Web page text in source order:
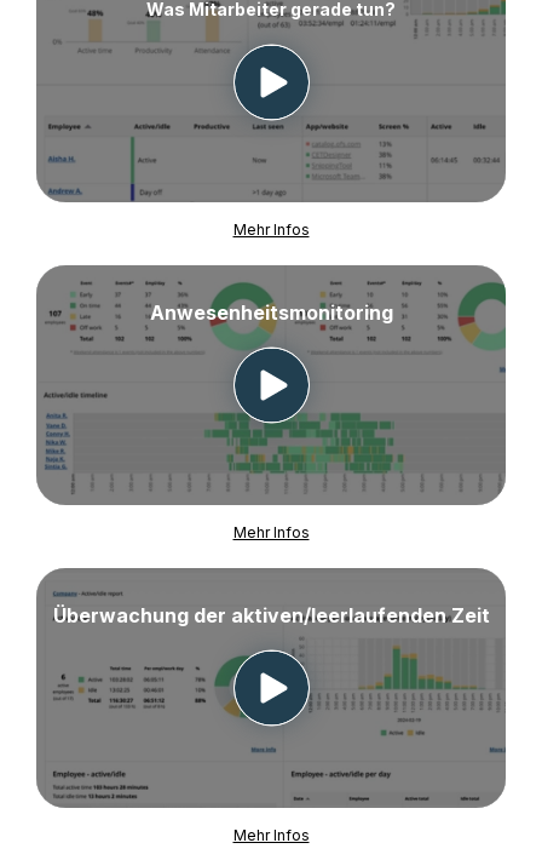
Was Mitarbeiter gerade tun?
Mehr Infos
Anwesenheitsmonitoring
Mehr Infos
Überwachung der aktiven/leerlaufenden Zeit
Mehr Infos